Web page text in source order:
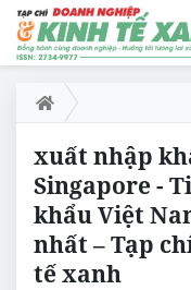
xuất nhập
Singapore -
khẩu Việt
nhất – Tạp
tế xanh